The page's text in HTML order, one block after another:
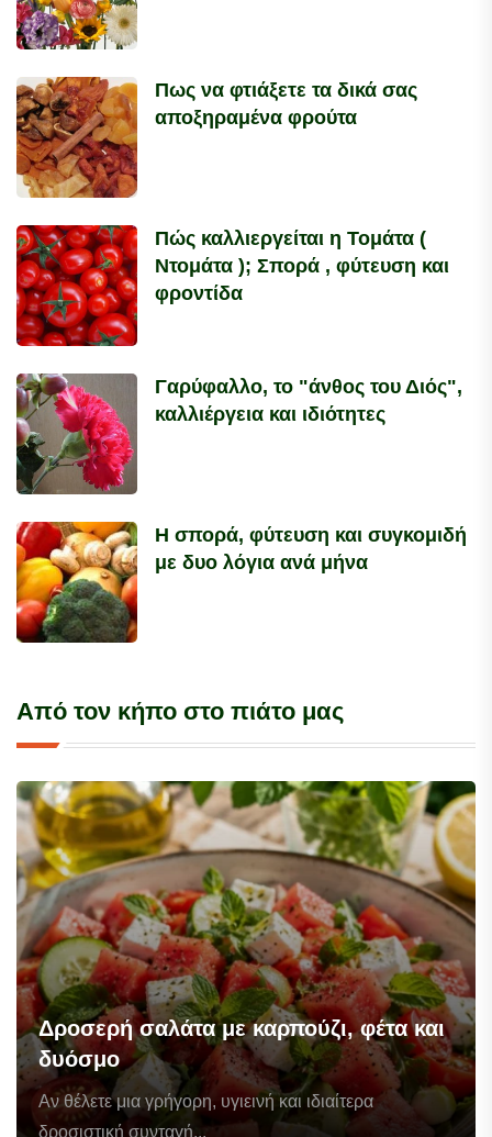
Πως να φτιάξετε τα δικά σας
αποξηραμένα φρούτα
Πώς καλλιεργείται η Τομάτα (
Ντομάτα ); Σπορά , φύτευση και
φροντίδα
Γαρύφαλλο, το "άνθος του Διός",
καλλιέργεια και ιδιότητες
Η σπορά, φύτευση και συγκομιδή
με δυο λόγια ανά μήνα
Από τον κήπο στο πιάτο μας
Δροσερή σαλάτα με καρπούζι, φέτα και
δυόσμο
Αν θέλετε μια γρήγορη, υγιεινή και ιδιαίτερα
δροσιστική συνταγή...